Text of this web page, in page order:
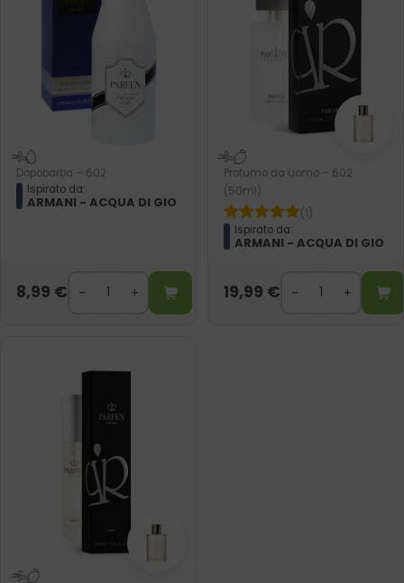
Dopobarba – 602
Ispirato da:
ARMANI - ACQUA DI GIO
8,99 €
Profumo da uomo – 602
(50ml)
(1)
Ispirato da:
ARMANI - ACQUA DI GIO
19,99 €